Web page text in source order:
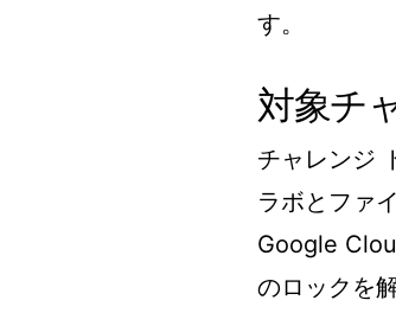
す。
対象チ
チャレンジ
ラボとファ
Google
のロックを